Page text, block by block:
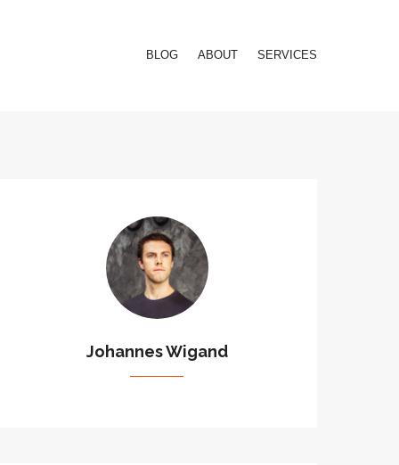
BLOG ABOUT SERVICES
Johannes Wigand